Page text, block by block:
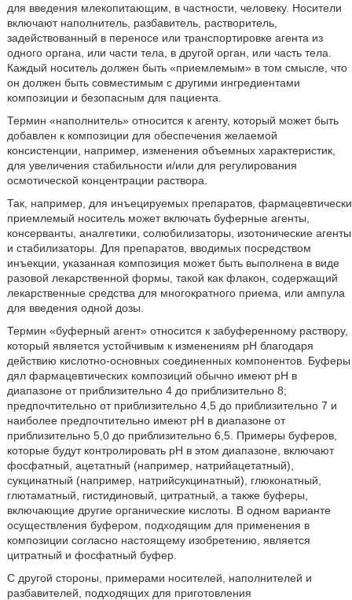
для введения млекопитающим, в частности, человеку. Носители
включают наполнитель, разбавитель, растворитель,
задействованный в переносе или транспортировке агента из
одного органа, или части тела, в другой орган, или часть тела.
Каждый носитель должен быть «приемлемым» в том смысле, что
он должен быть совместимым с другими ингредиентами
композиции и безопасным для пациента.
Термин «наполнитель» относится к агенту, который может быть
добавлен к композиции для обеспечения желаемой
консистенции, например, изменения объемных характеристик,
для увеличения стабильности и/или для регулирования
осмотической концентрации раствора.
Так, например, для инъецируемых препаратов, фармацевтически
приемлемый носитель может включать буферные агенты,
консерванты, аналгетики, солюбилизаторы, изотонические агенты
и стабилизаторы. Для препаратов, вводимых посредством
инъекции, указанная композиция может быть выполнена в виде
разовой лекарственной формы, такой как флакон, содержащий
лекарственные средства для многократного приема, или ампула
для введения одной дозы.
Термин «буферный агент» относится к забуференному раствору,
который является устойчивым к изменениям pH благодаря
действию кислотно-основных соединенных компонентов. Буферы
дял фармацевтических композиций обычно имеют pH в
диапазоне от приблизительно 4 до приблизительно 8;
предпочтительно от приблизительно 4,5 до приблизительно 7 и
наиболее предпочтительно имеют pH в диапазоне от
приблизительно 5,0 до приблизительно 6,5. Примеры буферов,
которые будут контролировать pH в этом диапазоне, включают
фосфатный, ацетатный (например, натрийацетатный),
сукцинатный (например, натрийсукцинатный), глюконатный,
глютаматный, гистидиновый, цитратный, а также буферы,
включающие другие органические кислоты. В одном варианте
осуществления буфером, подходящим для применения в
композиции согласно настоящему изобретению, является
цитратный и фосфатный буфер.
С другой стороны, примерами носителей, наполнителей и
разбавителей, подходящих для приготовления